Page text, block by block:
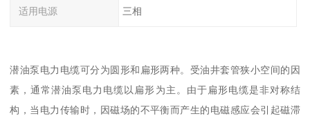
适用电源 三相
潜油泵电力电缆可分为圆形和扁形两种。受油井套管狭小空间的因
素，通常潜油泵电力电缆以扁形为主。由于扁形电缆是非对称结
构，当电力传输时，因磁场的不平衡而产生的电磁感应会引起磁滞